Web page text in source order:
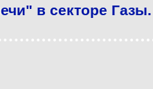
в секторе Газы.